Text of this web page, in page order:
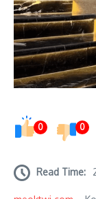
0 0
Read Time: